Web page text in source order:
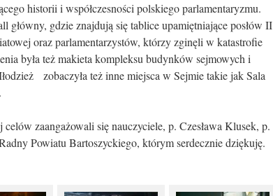
historii i współczesności polskiego parlamentaryzmu.
główny, gdzie znajdują się tablice upamiętniające posłów II
oraz parlamentarzystów, którzy zginęli w katastrofie
była też makieta kompleksu budynków sejmowych i
zobaczyła też inne miejsca w Sejmie takie jak Sala
zaangażowali się nauczyciele, p. Czesława Klusek, p.
Powiatu Bartoszyckiego, którym serdecznie dziękuję.